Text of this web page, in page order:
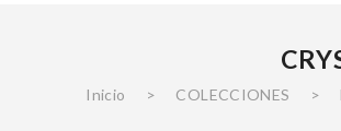
Inicio > COLECCIONES >